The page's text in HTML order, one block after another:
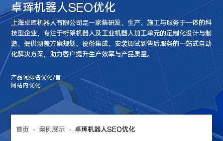
卓珲机器人SEO优化
上海卓珲机器人有限公司是一家集研发、生产、施工与服务于一体的科
技型企业，专注于桁架机器人及工业机器人加工单元的定制化设计与制
造，提供涵盖方案规划、设备集成、安装调试到售后服务的一站式自动
化解决方案，助力客户提升生产效率与产品质量。
产品词排名优化/官
网站内优化
首页 - 案例展示 - 卓珲机器人SEO优化